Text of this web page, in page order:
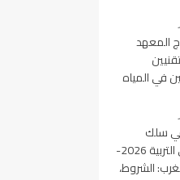
المعهد
في المياه
سلك
الإجازة في التربية 2026-
الشروط،